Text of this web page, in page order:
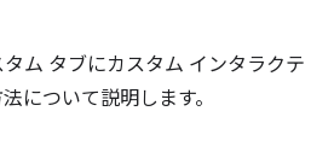
ム タブにカスタム インタラクテ
について説明します。